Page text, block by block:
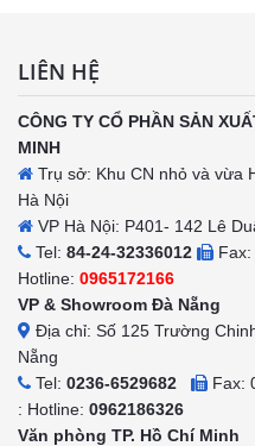
LIÊN HỆ
CÔNG TY CỔ PHẦN SẢN
MINH
Trụ sở: Khu CN nhỏ và vừa
Hà Nội
VP Hà Nội: P401- 142 Lê
Tel: 84-24-32336012
Hotline: 0965172166
VP & Showroom Đà Nẵng
Địa chỉ: Số 125 Trường
Nẵng
Tel: 0236-6529682
Fax:
: Hotline: 0962186326
Văn phòng TP. Hồ Chí Minh